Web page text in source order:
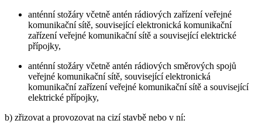
anténní stožáry včetně antén rádiových zařízení veřejné
komunikační sítě, související elektronická komunikační
zařízení veřejné komunikační sítě a související elektrické
přípojky,
anténní stožáry včetně antén rádiových směrových spojů
veřejné komunikační sítě, související elektronická
komunikační zařízení veřejné komunikační sítě a související
elektrické přípojky,
b) zřizovat a provozovat na cizí stavbě nebo v ní: